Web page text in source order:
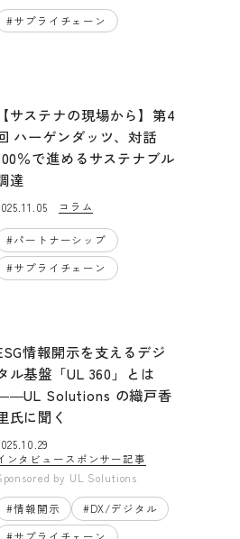
#サプライチェーン
【サステナの現場から】第4
ハーゲンダッツ、対話
％で進めるサステナブル
達
コラム
#パートナーシップ
#サプライチェーン
情報開示を支えるデジ
ル基盤「UL 360」とは
Solutions の織戸香
氏に聞く
ンタビュースポンサー記事
by UL Solutions
#情報開示 #DX/デジタル